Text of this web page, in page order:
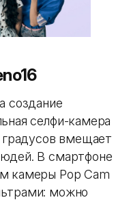
создание
селфи-камера
вмещает
В смартфоне
камеры Pop Cam
можно